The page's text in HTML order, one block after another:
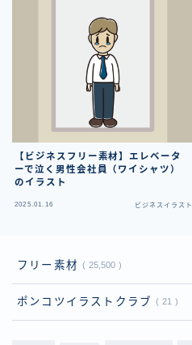
【ビジネスフリー素材】エレベータ
ーで泣く男性会社員（ワイシャツ）
のイラスト
2025.01.16 ビジネスイラスト
フリー素材 25,500
ポンコツイラストクラブ 21